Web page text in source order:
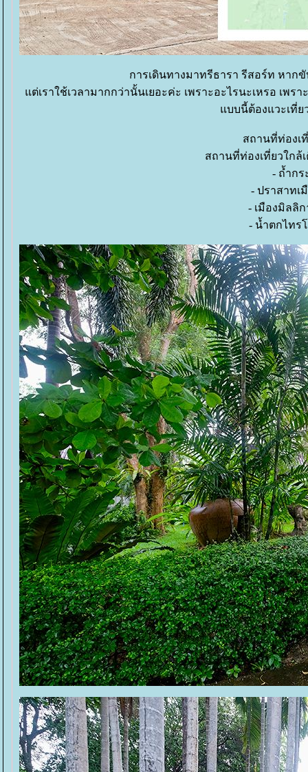
การเดินทางมาทรีธารา รีสอร์ท หาก
ต่เราใช้เวลามากกว่านั้นเยอะค่ะ เพราะอะไรนะเหรอ เพร
บบนี้ต้องแวะเที่ย
สถานที่ท่องเ
สถานที่ท่องเที่ยวใกล้
- ถ้ำกร
- ปราสาทเ
- เมืองมิลลิก
- น้ำตกไทร